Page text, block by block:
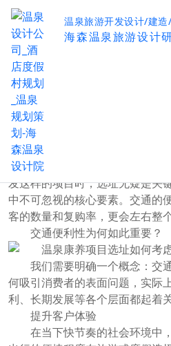
温泉旅游开发设计/建造
海森温泉旅游设计
温泉康养项目选址如何
温泉康养项目近几年受到越
爱，尤其是在追求健康生活方式
泉成为了很多人放松身心、调节
发这样的项目时，选址无疑是关
中不可忽视的核心要素。交通的
客的数量和复购率，更会左右整
交通便利性为何如此重要？
我们需要明确一个概念：交
何吸引消费者的表面问题，实际
利、长期发展等各个层面都起着
提升客户体验
在当下快节奏的社会环境中